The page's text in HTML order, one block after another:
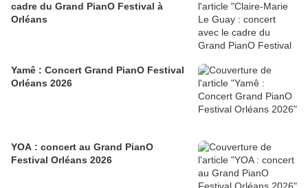
cadre du Grand PianO Festival à
Orléans
Yamê : Concert Grand PianO Festival
Orléans 2026
YOA : concert au Grand PianO
Festival Orléans 2026